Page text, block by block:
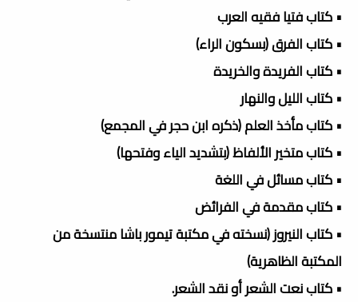
• كتاب فتيا فقيه العرب
• كتاب الفرق (بسكون الراء)
• كتاب الفريدة والخريدة
• كتاب الليل والنهار
• كتاب مأخذ العلم (ذكره ابن حجر في المجمع)
• كتاب متخير الألفاظ (بتشديد الياء وفتحها)
• كتاب مسائل في اللغة
• كتاب مقدمة في الفرائض
• كتاب النيروز (نسخته في مكتبة تيمور باشا منتسخة من
المكتبة الظاهرية)
• كتاب نعت الشعر أو نقد الشعر.